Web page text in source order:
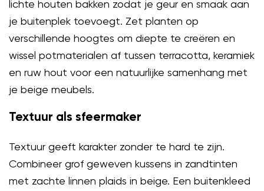
lichte houten bakken zodat je geur en smaak aan
je buitenplek toevoegt. Zet planten op
verschillende hoogtes om diepte te creëren en
wissel potmaterialen af tussen terracotta, keramiek
en ruw hout voor een natuurlijke samenhang met
je beige meubels.
Textuur als sfeermaker
Textuur geeft karakter zonder te hard te zijn.
Combineer grof geweven kussens in zandtinten
met zachte linnen plaids in beige. Een buitenkleed